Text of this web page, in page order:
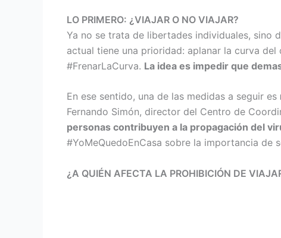
LO PRIMERO: ¿VIAJAR O NO VIAJAR?
Ya no se trata de libertades individuales, sino
actual tiene una prioridad: aplanar la curva
#FrenarLaCurva. La idea es impedir que
En ese sentido, una de las medidas a seguir es
Fernando Simón, director del Centro de
personas contribuyen a la propagación del
#YoMeQuedoEnCasa sobre la importancia de
¿A QUIÉN AFECTA LA PROHIBICIÓN DE